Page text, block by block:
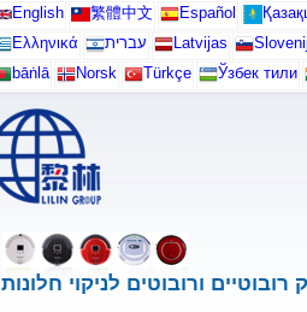
English 繁體中文 Español
Ελληνικά
עברית Latvijas
bāṅlā
Norsk Türkçe Ўзбек тили
ורובוטים לניקוי חלונות